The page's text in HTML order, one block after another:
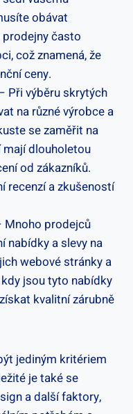
obávat
často
což znamená, že
ceny.
Při výběru skrytých
na různé výrobce a
se zaměřit na
mají dlouholetou
od zákazníků.
recenzí a zkušeností
Mnoho prodejců
nabídky a slevy na
webové stránky a
jsou tyto nabídky
kvalitní zárubně
jediným kritériem
je také se
a další faktory,